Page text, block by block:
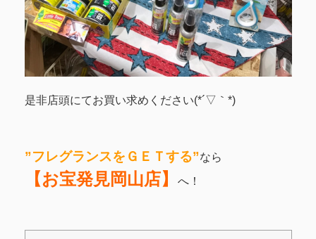
是非店頭にてお買い求めください(*´▽｀*)
”フレグランスをＧＥＴする”なら
【お宝発見岡山店】 へ！